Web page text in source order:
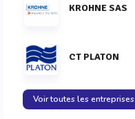
KROHNE SAS
CT PLATON
Voir toutes les